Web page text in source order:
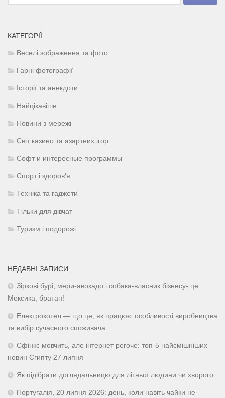
КАТЕГОРІЇ
Веселі зображення та фото
Гарні фотографії
Історії та анекдоти
Найцікавіше
Новини з мережі
Світ казино та азартних ігор
Софт и интересные программы
Спорт і здоров'я
Техніка та гаджети
Тільки для дівчат
Туризм і подорожі
НЕДАВНІ ЗАПИСИ
Зіркові бурі, мери-авокадо і собака-власник бізнесу- це
Мексика, братан!
Електрокотел — що це, як працює, особливості виробництва
та вибір сучасного споживача
Сфінкс мовчить, але інтернет регоче: топ-5 найсмішніших
новин Єгипту 27 липня
Як підібрати доглядальницю для літньої людини чи хворого
Португалія, 20 липня 2026: день, коли навіть чайки не